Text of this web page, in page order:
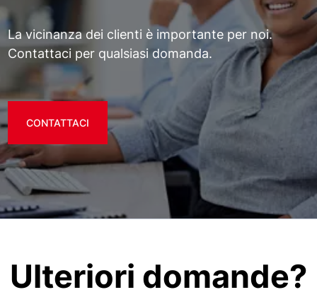
La vicinanza dei clienti è importante per noi.
Contattaci per qualsiasi domanda.
CONTATTACI
Ulteriori domande?